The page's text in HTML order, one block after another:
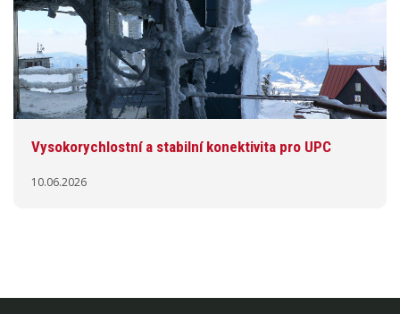
Vysokorychlostní a stabilní konektivita pro UPC
10.06.2026